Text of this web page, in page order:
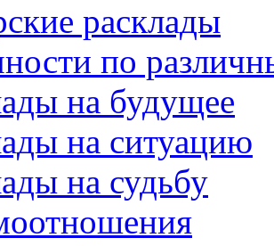
расклады
по
на будущее
на ситуацию
на судьбу